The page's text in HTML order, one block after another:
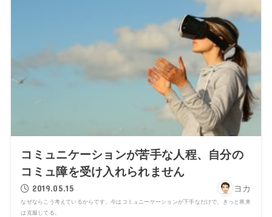
コミュニケーションが苦手な人程、自分の
コミュ障を受け入れられません
2019.05.15 ヨカ
なぜならこう考えているからです。今はコミュニーケーションが下手なだけで、きっと将来
は克服してる。